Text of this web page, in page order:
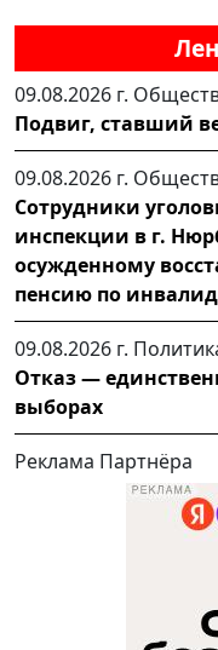
09.08.2026 г.
Подвиг, ставший
09.08.2026 г.
Сотрудники
инспекции в г.
осужденному
пенсию по
09.08.2026 г.
Отказ —
выборах
Реклама Партнёра